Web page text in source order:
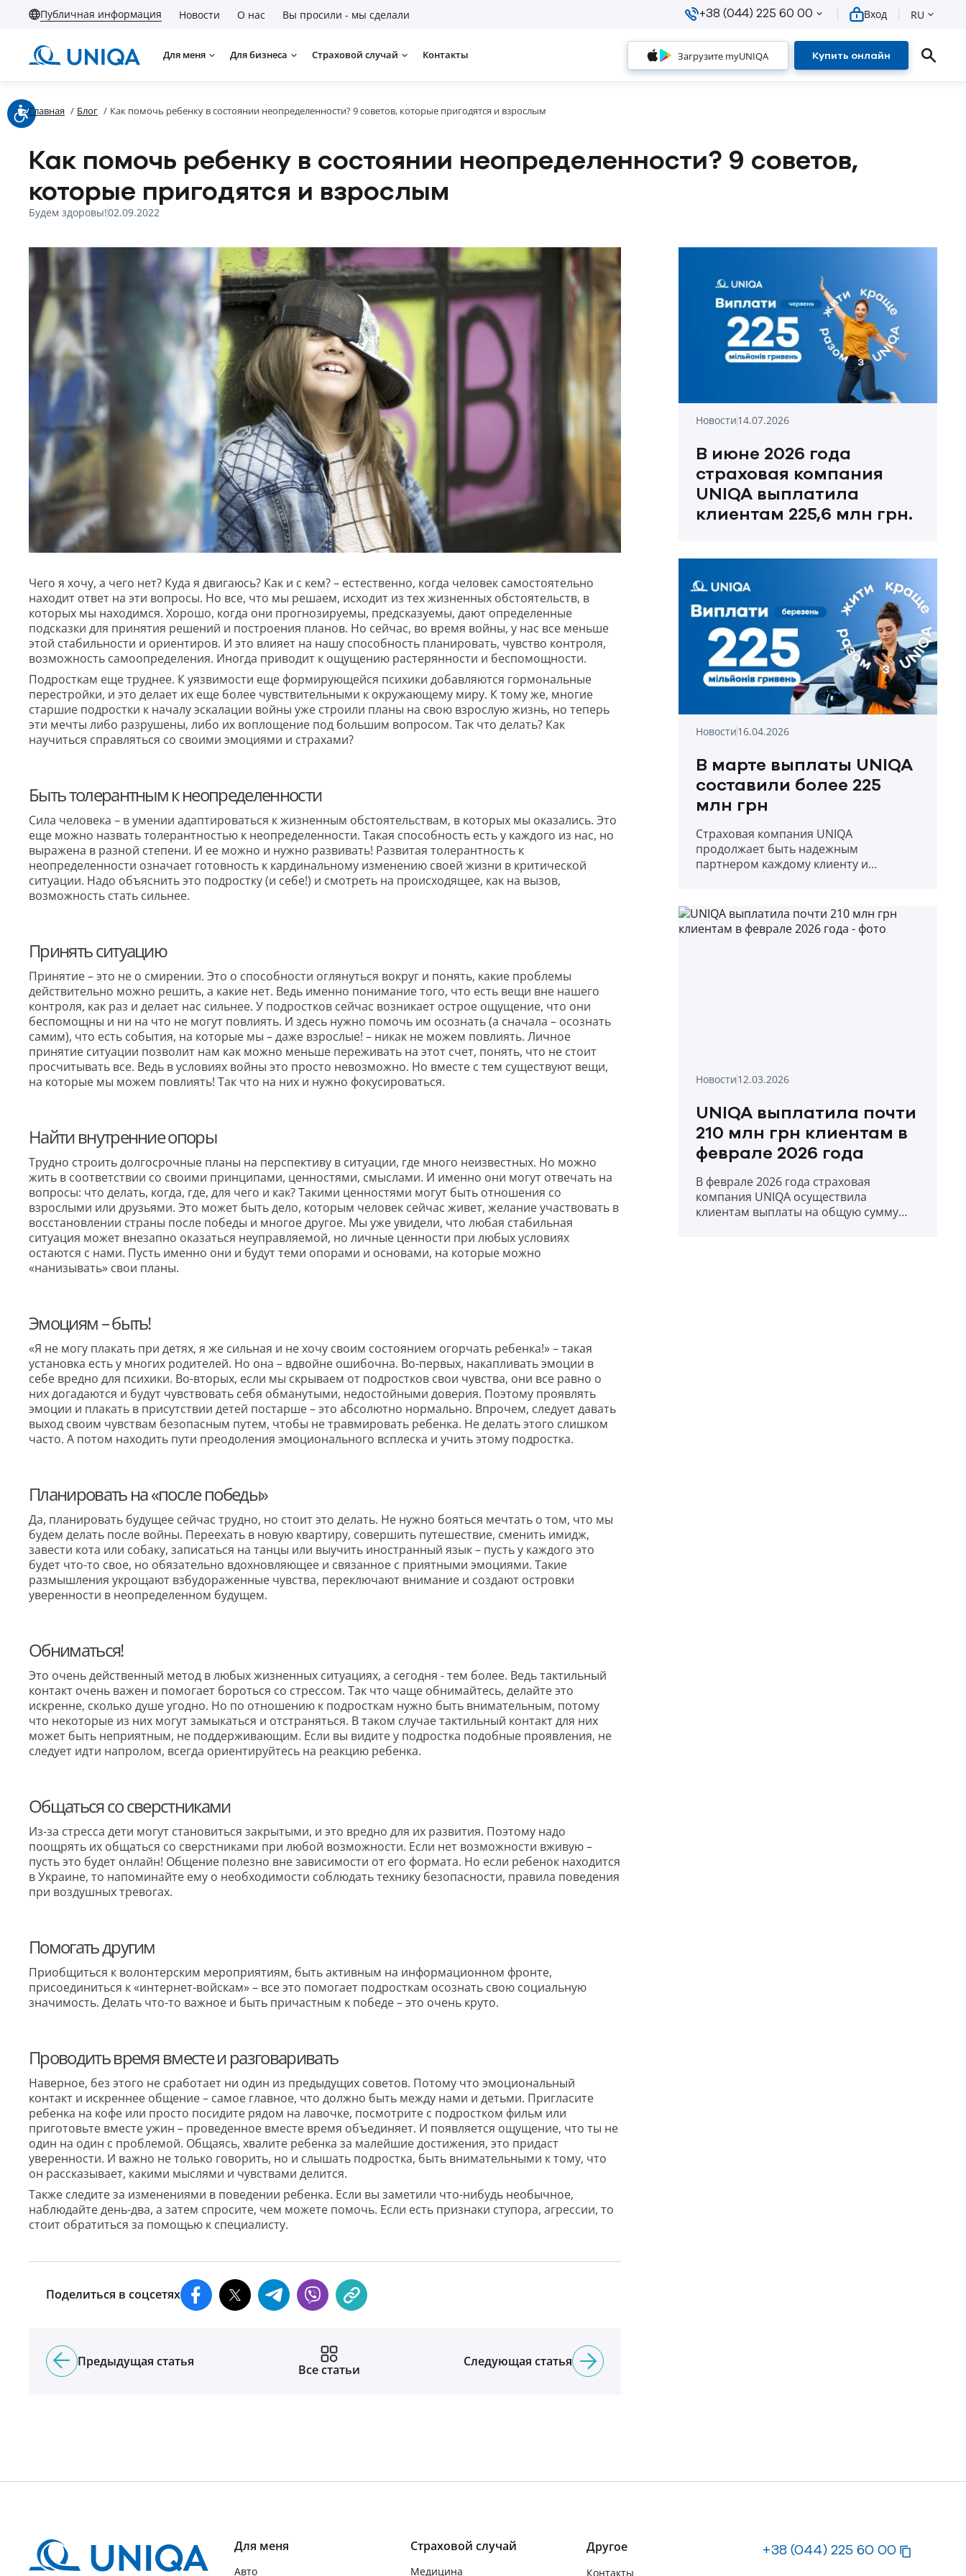
Публичная информация Новости О нас Вы просили - мы сделали +38 (044) 225 60 00 Вход RU
Для меня Для бизнеса Страховой случай Контакты Загрузите myUNIQA Купить онлайн
Главная / Блог / Как помочь ребенку в состоянии неопределенности? 9 советов, которые пригодятся и взрослым
Как помочь ребенку в состоянии неопределенности? 9 советов,
которые пригодятся и взрослым
Будем здоровы!02.09.2022
Чего я хочу, а чего нет? Куда я двигаюсь? Как и с кем? – естественно, когда человек самостоятельно
находит ответ на эти вопросы. Но все, что мы решаем, исходит из тех жизненных обстоятельств, в
которых мы находимся. Хорошо, когда они прогнозируемы, предсказуемы, дают определенные
подсказки для принятия решений и построения планов. Но сейчас, во время войны, у нас все меньше
этой стабильности и ориентиров. И это влияет на нашу способность планировать, чувство контроля,
возможность самоопределения. Иногда приводит к ощущению растерянности и беспомощности.
Подросткам еще труднее. К уязвимости еще формирующейся психики добавляются гормональные
перестройки, и это делает их еще более чувствительными к окружающему миру. К тому же, многие
старшие подростки к началу эскалации войны уже строили планы на свою взрослую жизнь, но теперь
эти мечты либо разрушены, либо их воплощение под большим вопросом. Так что делать? Как
научиться справляться со своими эмоциями и страхами?
Быть толерантным к неопределенности
Сила человека – в умении адаптироваться к жизненным обстоятельствам, в которых мы оказались. Это
еще можно назвать толерантностью к неопределенности. Такая способность есть у каждого из нас, но
выражена в разной степени. И ее можно и нужно развивать! Развитая толерантность к
неопределенности означает готовность к кардинальному изменению своей жизни в критической
ситуации. Надо объяснить это подростку (и себе!) и смотреть на происходящее, как на вызов,
возможность стать сильнее.
Принять ситуацию
Принятие – это не о смирении. Это о способности оглянуться вокруг и понять, какие проблемы
действительно можно решить, а какие нет. Ведь именно понимание того, что есть вещи вне нашего
контроля, как раз и делает нас сильнее. У подростков сейчас возникает острое ощущение, что они
беспомощны и ни на что не могут повлиять. И здесь нужно помочь им осознать (а сначала – осознать
самим), что есть события, на которые мы – даже взрослые! – никак не можем повлиять. Личное
принятие ситуации позволит нам как можно меньше переживать на этот счет, понять, что не стоит
просчитывать все. Ведь в условиях войны это просто невозможно. Но вместе с тем существуют вещи,
на которые мы можем повлиять! Так что на них и нужно фокусироваться.
Найти внутренние опоры
Трудно строить долгосрочные планы на перспективу в ситуации, где много неизвестных. Но можно
жить в соответствии со своими принципами, ценностями, смыслами. И именно они могут отвечать на
вопросы: что делать, когда, где, для чего и как? Такими ценностями могут быть отношения со
взрослыми или друзьями. Это может быть дело, которым человек сейчас живет, желание участвовать в
восстановлении страны после победы и многое другое. Мы уже увидели, что любая стабильная
ситуация может внезапно оказаться неуправляемой, но личные ценности при любых условиях
остаются с нами. Пусть именно они и будут теми опорами и основами, на которые можно
«нанизывать» свои планы.
Эмоциям – быть!
«Я не могу плакать при детях, я же сильная и не хочу своим состоянием огорчать ребенка!» – такая
установка есть у многих родителей. Но она – вдвойне ошибочна. Во-первых, накапливать эмоции в
себе вредно для психики. Во-вторых, если мы скрываем от подростков свои чувства, они все равно о
них догадаются и будут чувствовать себя обманутыми, недостойными доверия. Поэтому проявлять
эмоции и плакать в присутствии детей постарше – это абсолютно нормально. Впрочем, следует давать
выход своим чувствам безопасным путем, чтобы не травмировать ребенка. Не делать этого слишком
часто. А потом находить пути преодоления эмоционального всплеска и учить этому подростка.
Планировать на «после победы»
Да, планировать будущее сейчас трудно, но стоит это делать. Не нужно бояться мечтать о том, что мы
будем делать после войны. Переехать в новую квартиру, совершить путешествие, сменить имидж,
завести кота или собаку, записаться на танцы или выучить иностранный язык – пусть у каждого это
будет что-то свое, но обязательно вдохновляющее и связанное с приятными эмоциями. Такие
размышления укрощают взбудораженные чувства, переключают внимание и создают островки
уверенности в неопределенном будущем.
Обниматься!
Это очень действенный метод в любых жизненных ситуациях, а сегодня - тем более. Ведь тактильный
контакт очень важен и помогает бороться со стрессом. Так что чаще обнимайтесь, делайте это
искренне, сколько душе угодно. Но по отношению к подросткам нужно быть внимательным, потому
что некоторые из них могут замыкаться и отстраняться. В таком случае тактильный контакт для них
может быть неприятным, не поддерживающим. Если вы видите у подростка подобные проявления, не
следует идти напролом, всегда ориентируйтесь на реакцию ребенка.
Общаться со сверстниками
Из-за стресса дети могут становиться закрытыми, и это вредно для их развития. Поэтому надо
поощрять их общаться со сверстниками при любой возможности. Если нет возможности вживую –
пусть это будет онлайн! Общение полезно вне зависимости от его формата. Но если ребенок находится
в Украине, то напоминайте ему о необходимости соблюдать технику безопасности, правила поведения
при воздушных тревогах.
Помогать другим
Приобщиться к волонтерским мероприятиям, быть активным на информационном фронте,
присоединиться к «интернет-войскам» – все это помогает подросткам осознать свою социальную
значимость. Делать что-то важное и быть причастным к победе – это очень круто.
Проводить время вместе и разговаривать
Наверное, без этого не сработает ни один из предыдущих советов. Потому что эмоциональный
контакт и искреннее общение – самое главное, что должно быть между нами и детьми. Пригласите
ребенка на кофе или просто посидите рядом на лавочке, посмотрите с подростком фильм или
приготовьте вместе ужин – проведенное вместе время объединяет. И появляется ощущение, что ты не
один на один с проблемой. Общаясь, хвалите ребенка за малейшие достижения, это придаст
уверенности. И важно не только говорить, но и слышать подростка, быть внимательными к тому, что
он рассказывает, какими мыслями и чувствами делится.
Также следите за изменениями в поведении ребенка. Если вы заметили что-нибудь необычное,
наблюдайте день-два, а затем спросите, чем можете помочь. Если есть признаки ступора, агрессии, то
стоит обратиться за помощью к специалисту.
Поделиться в соцсетях
Предыдущая статья
Все статьи
Следующая статья
Новости14.07.2026
В июне 2026 года
страховая компания
UNIQA выплатила
клиентам 225,6 млн грн.
Новости16.04.2026
В марте выплаты UNIQA
составили более 225
млн грн
Страховая компания UNIQA
продолжает быть надежным
партнером каждому клиенту и
Новости12.03.2026
UNIQA выплатила почти
210 млн грн клиентам в
феврале 2026 года
В феврале 2026 года страховая
компания UNIQA осуществила
клиентам выплаты на общую сумму
Для меня
Авто
Страховой случай
Медицина
Другое
Контакты
+38 (044) 225 60 00